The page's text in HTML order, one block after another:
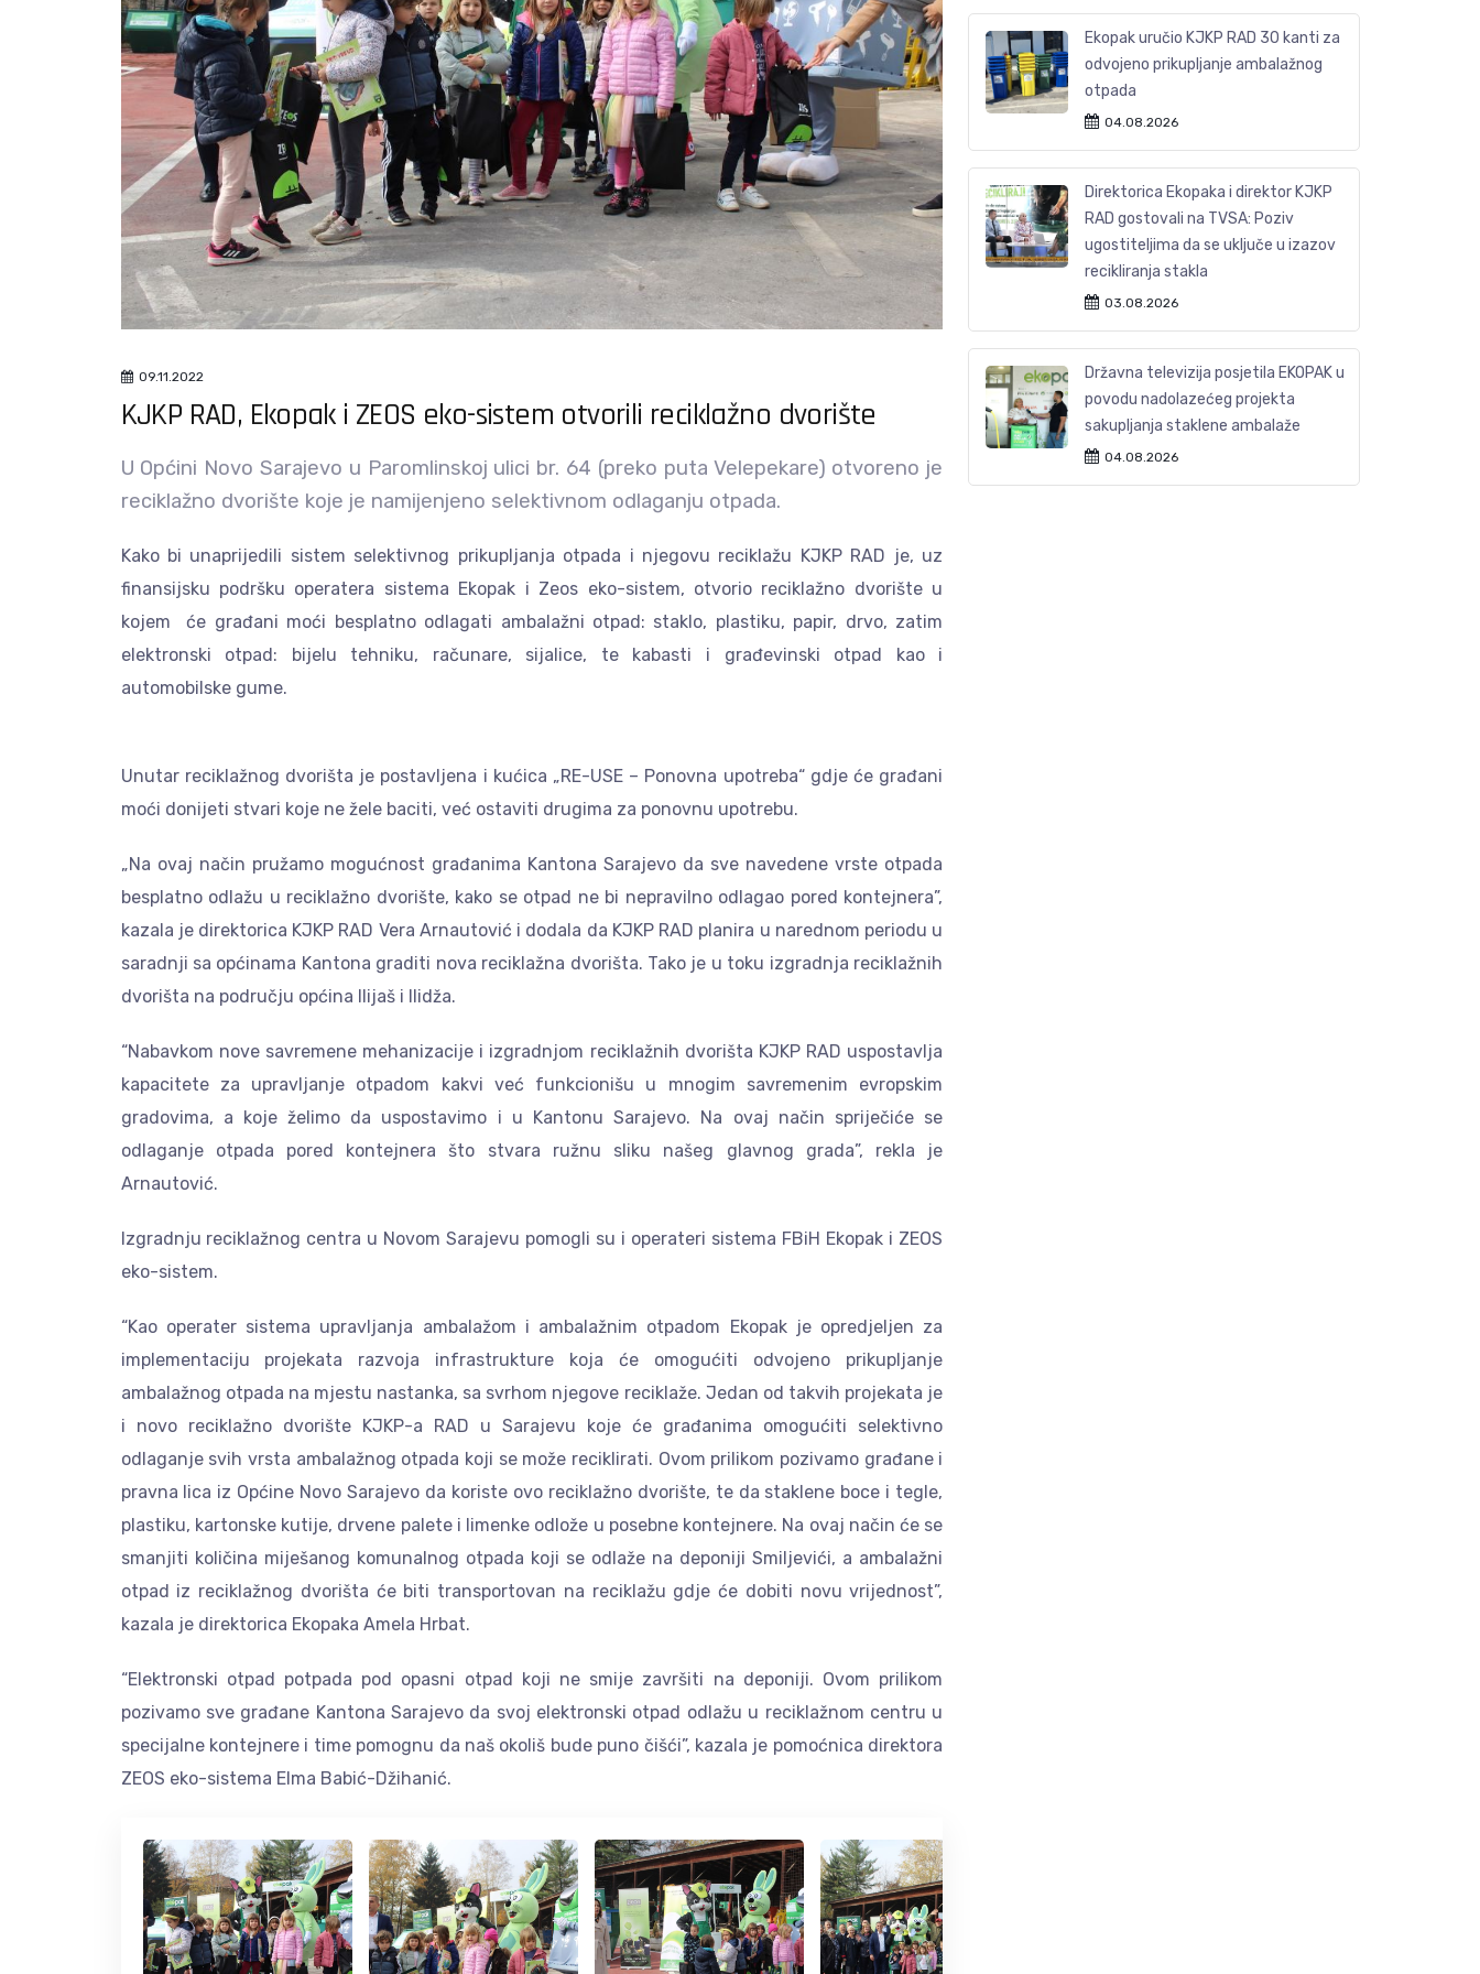
09.11.2022
KJKP RAD, Ekopak i ZEOS eko-sistem otvorili reciklažno dvorište
U Općini Novo Sarajevo u Paromlinskoj ulici br. 64 (preko puta Velepekare) otvoreno je
reciklažno dvorište koje je namijenjeno selektivnom odlaganju otpada.
Kako bi unaprijedili sistem selektivnog prikupljanja otpada i njegovu reciklažu KJKP RAD je, uz
finansijsku podršku operatera sistema Ekopak i Zeos eko-sistem, otvorio reciklažno dvorište u
kojem će građani moći besplatno odlagati ambalažni otpad: staklo, plastiku, papir, drvo, zatim
elektronski otpad: bijelu tehniku, računare, sijalice, te kabasti i građevinski otpad kao i
automobilske gume.
Unutar reciklažnog dvorišta je postavljena i kućica „RE-USE – Ponovna upotreba“ gdje će građani
moći donijeti stvari koje ne žele baciti, već ostaviti drugima za ponovnu upotrebu.
„Na ovaj način pružamo mogućnost građanima Kantona Sarajevo da sve navedene vrste otpada
besplatno odlažu u reciklažno dvorište, kako se otpad ne bi nepravilno odlagao pored kontejnera”,
kazala je direktorica KJKP RAD Vera Arnautović i dodala da KJKP RAD planira u narednom periodu u
saradnji sa općinama Kantona graditi nova reciklažna dvorišta. Tako je u toku izgradnja reciklažnih
dvorišta na području općina Ilijaš i Ilidža.
“Nabavkom nove savremene mehanizacije i izgradnjom reciklažnih dvorišta KJKP RAD uspostavlja
kapacitete za upravljanje otpadom kakvi već funkcionišu u mnogim savremenim evropskim
gradovima, a koje želimo da uspostavimo i u Kantonu Sarajevo. Na ovaj način spriječiće se
odlaganje otpada pored kontejnera što stvara ružnu sliku našeg glavnog grada”, rekla je
Arnautović.
Izgradnju reciklažnog centra u Novom Sarajevu pomogli su i operateri sistema FBiH Ekopak i ZEOS
eko-sistem.
“Kao operater sistema upravljanja ambalažom i ambalažnim otpadom Ekopak je opredjeljen za
implementaciju projekata razvoja infrastrukture koja će omogućiti odvojeno prikupljanje
ambalažnog otpada na mjestu nastanka, sa svrhom njegove reciklaže. Jedan od takvih projekata je
i novo reciklažno dvorište KJKP-a RAD u Sarajevu koje će građanima omogućiti selektivno
odlaganje svih vrsta ambalažnog otpada koji se može reciklirati. Ovom prilikom pozivamo građane i
pravna lica iz Općine Novo Sarajevo da koriste ovo reciklažno dvorište, te da staklene boce i tegle,
plastiku, kartonske kutije, drvene palete i limenke odlože u posebne kontejnere. Na ovaj način će se
smanjiti količina miješanog komunalnog otpada koji se odlaže na deponiji Smiljevići, a ambalažni
otpad iz reciklažnog dvorišta će biti transportovan na reciklažu gdje će dobiti novu vrijednost”,
kazala je direktorica Ekopaka Amela Hrbat.
“Elektronski otpad potpada pod opasni otpad koji ne smije završiti na deponiji. Ovom prilikom
pozivamo sve građane Kantona Sarajevo da svoj elektronski otpad odlažu u reciklažnom centru u
specijalne kontejnere i time pomognu da naš okoliš bude puno čišći”, kazala je pomoćnica direktora
ZEOS eko-sistema Elma Babić-Džihanić.
Ekopak uručio KJKP RAD 30 kanti za
odvojeno prikupljanje ambalažnog
otpada
04.08.2026
Direktorica Ekopaka i direktor KJKP
RAD gostovali na TVSA: Poziv
ugostiteljima da se uključe u izazov
recikliranja stakla
03.08.2026
Državna televizija posjetila EKOPAK u
povodu nadolazećeg projekta
sakupljanja staklene ambalaže
04.08.2026